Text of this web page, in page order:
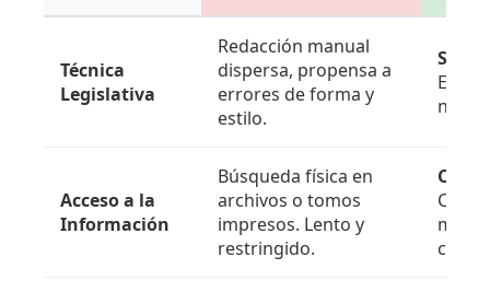
Técnica
Legislativa
Redacción manual
dispersa, propensa a
errores de forma y
estilo.
SPL-
Acceso a la
Información
Búsqueda física en
archivos o tomos
impresos. Lento y
restringido.